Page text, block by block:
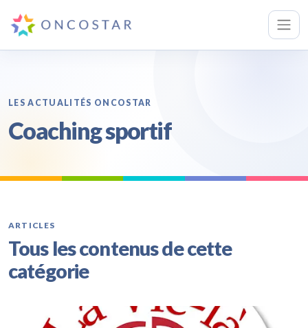
LES ACTUALITÉS ONCOSTAR
Coaching sportif
ARTICLES
Tous les contenus de cette
catégorie